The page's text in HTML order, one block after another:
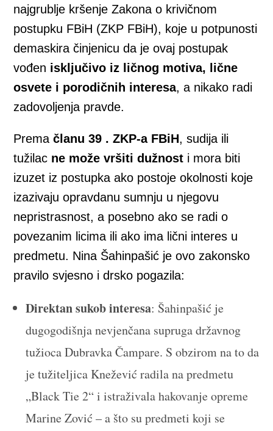
najgrublje kršenje Zakona o krivičnom
postupku FBiH (ZKP FBiH), koje u potpunosti
demaskira činjenicu da je ovaj postupak
vođen isključivo iz ličnog motiva, lične
osvete i porodičnih interesa, a nikako radi
zadovoljenja pravde.
Premačlanu 39 . ZKP-a FBiH, sudija ili
tužilac ne može vršiti dužnost i mora biti
izuzet iz postupka ako postoje okolnosti koje
izazivaju opravdanu sumnju u njegovu
nepristrasnost, a posebno ako se radi o
povezanim licima ili ako ima lični interes u
predmetu. Nina Šahinpašić je ovo zakonsko
pravilo svjesno i drsko pogazila:
Direktan sukob interesa: Šahinpašić je
dugogodišnja nevjenčana supruga državnog
tužioca Dubravka Čampare. S obzirom na to da
je tužiteljica Knežević radila na predmetu
„Black Tie 2“ i istraživala hakovanje opreme
Marine Zović – a što su predmeti koji se